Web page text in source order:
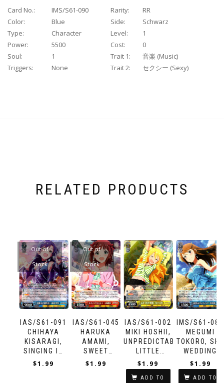
Card No.: IMS/S61-090 Rarity:
RR
Color:
Blue Side:
Schwarz
Type:
Character Level:
1
Power:
5500 Cost:
0
Soul:
1 Trait 1:
音楽 (Music)
Triggers:
None Trait 2: セクシー (Sexy)
RELATED PRODUCTS
IAS/S61-091
CHIHAYA
KISARAGI,
SINGING IN
THE EVENING
Out of
Stock
$1.99
IAS/S61-045
HARUKA
AMAMI,
SWEET
PRINCESS
Out of
Stock
$1.99
IAS/S61-002
MIKI HOSHII,
UNPREDICTABLE
LITTLE
DEMON
$1.99
ADD TO
IMS/S61-088
MEGUMI
TOKORO, SHY
WEDDING
$1.99
ADD TO